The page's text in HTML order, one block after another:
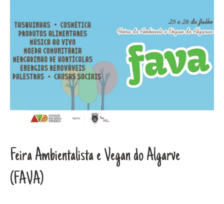
Feira Ambientalista e Vegan do Algarve
(FAVA)